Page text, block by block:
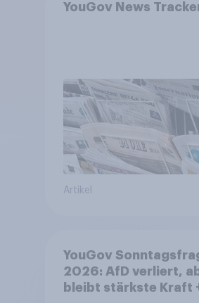
YouGov News
Artikel
YouGov
2026: AfD verliert,
bleibt stärkste Kraft